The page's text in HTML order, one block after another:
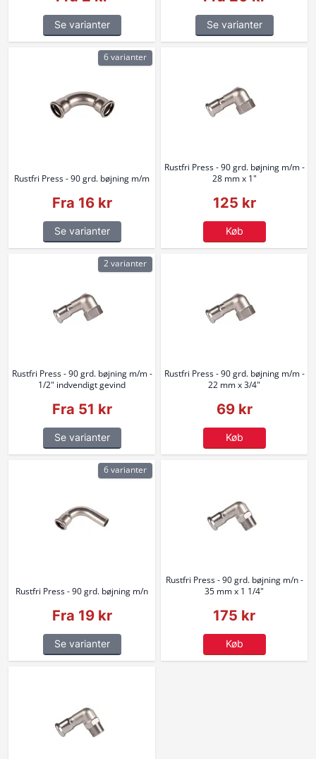
Se varianter Se varianter
Rustfri Press - 90 grd. bøjning m/m
Fra 16 kr
Se varianter
6 varianter
Rustfri Press - 90 grd. bøjning m/m -
28 mm x 1"
125 kr
Køb
Rustfri Press - 90 grd. bøjning m/m -
1/2" indvendigt gevind
Fra 51 kr
Se varianter
2 varianter
Rustfri Press - 90 grd. bøjning m/m -
22 mm x 3/4"
69 kr
Køb
Rustfri Press - 90 grd. bøjning m/n
Fra 19 kr
Se varianter
6 varianter
Rustfri Press - 90 grd. bøjning m/n -
35 mm x 1 1/4"
175 kr
Køb